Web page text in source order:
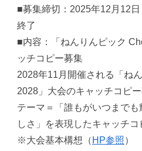
■募集締切：2025年12月12
終了
■内容：「ねんりんピック
ッチコピー募集
2028年11月開催される「ね
2028」大会のキャッチコピ
テーマ＝「誰もがいつまで
しさ」を表現したキャッチコ
※大会基本構想（ HP参照）